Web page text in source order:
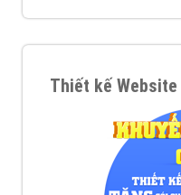
Thiết kế Website